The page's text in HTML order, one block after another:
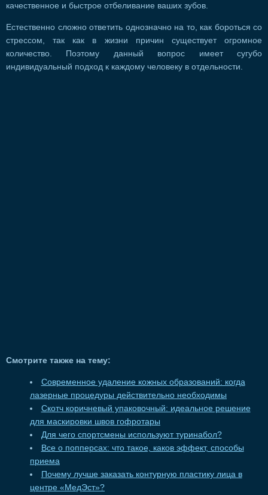
качественное и быстрое отбеливание ваших зубов.
Естественно сложно ответить однозначно на то, как бороться со
стрессом, так как в жизни причин существует огромное
количество. Поэтому данный вопрос имеет сугубо
индивидуальный подход к каждому человеку в отдельности.
Смотрите также на тему:
Современное удаление кожных образований: когда
лазерные процедуры действительно необходимы
Скотч коричневый упаковочный: идеальное решение
для маскировки швов гофротары
Для чего спортсмены используют туринабол?
Все о попперсах: что такое, каков эффект, способы
приема
Почему лучше заказать контурную пластику лица в
центре «МедЭст»?